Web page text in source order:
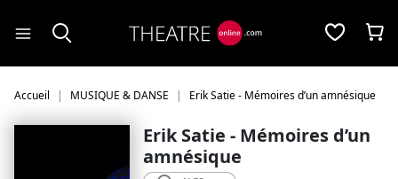
Accueil MUSIQUE & DANSE Erik Satie - Mémoires d’un amnésique
Erik Satie - Mémoires d’un
amnésique